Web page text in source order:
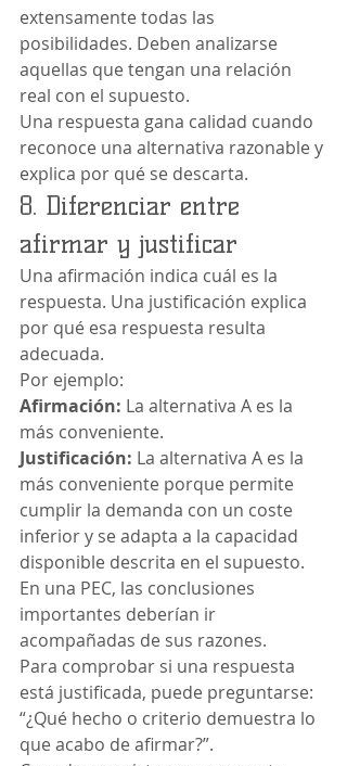
extensamente todas las
posibilidades. Deben analizarse
aquellas que tengan una relación
real con el supuesto.
Una respuesta gana calidad cuando
reconoce una alternativa razonable y
explica por qué se descarta.
8. Diferenciar entre
afirmar y justificar
Una afirmación indica cuál es la
respuesta. Una justificación explica
por qué esa respuesta resulta
adecuada.
Por ejemplo:
Afirmación: La alternativa A es la
más conveniente.
Justificación: La alternativa A es la
más conveniente porque permite
cumplir la demanda con un coste
inferior y se adapta a la capacidad
disponible descrita en el supuesto.
En una PEC, las conclusiones
importantes deberían ir
acompañadas de sus razones.
Para comprobar si una respuesta
está justificada, puede preguntarse:
“¿Qué hecho o criterio demuestra lo
que acabo de afirmar?”.